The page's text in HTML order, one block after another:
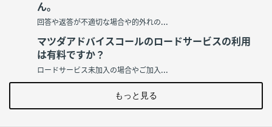
ん。
回答や返答が不適切な場合や的外れの...
マツダアドバイスコールのロードサービスの利用
は有料ですか？
ロードサービス未加入の場合やご加入...
もっと見る